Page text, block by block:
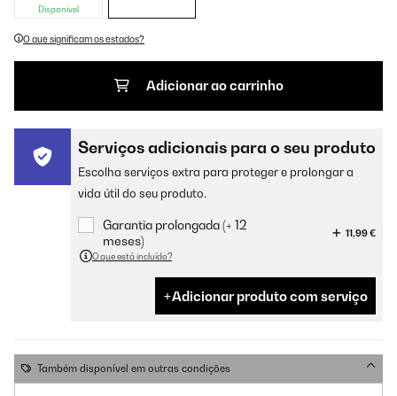
Disponível
O que significam os estados?
Adicionar ao carrinho
Serviços adicionais para o seu produto
Escolha serviços extra para proteger e prolongar a
vida útil do seu produto.
Garantia prolongada (+ 12
meses)
11,99 €
O que está incluído?
Adicionar produto com serviço
Também disponível em outras condições